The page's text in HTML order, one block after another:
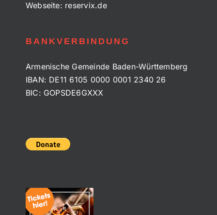
Webseite: reservix.de
BANKVERBINDUNG
Armenische Gemeinde Baden-Württemberg
IBAN: DE11 6105 0000 0001 2340 26
BIC: GOPSDE6GXXX